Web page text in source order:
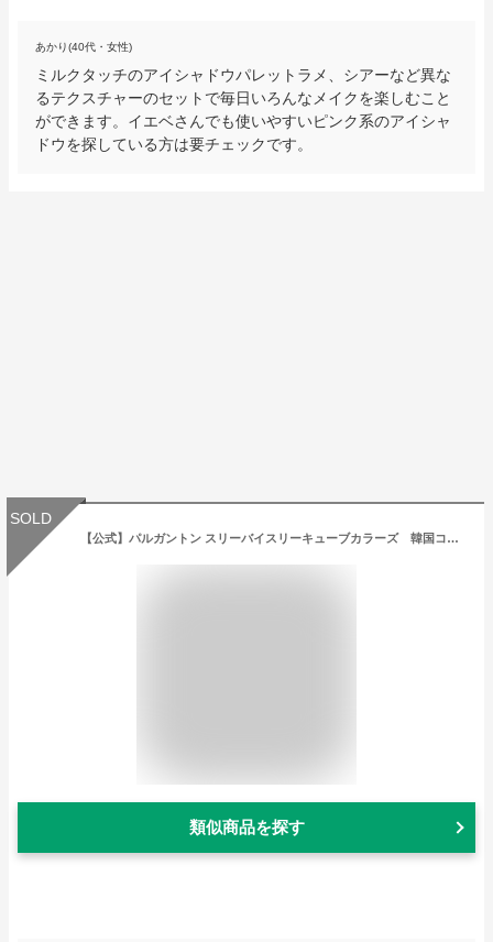
あかり(40代・女性)
ミルクタッチのアイシャドウパレットラメ、シアーなど異な
るテクスチャーのセットで毎日いろんなメイクを楽しむこと
ができます。イエベさんでも使いやすいピンク系のアイシャ
ドウを探している方は要チェックです。
SOLD
【公式】パルガントン スリーバイスリーキューブカラーズ 韓国コスメ 化粧品 パルガントン dodo palgantong ドドジャパン dodojapan
類似商品を探す